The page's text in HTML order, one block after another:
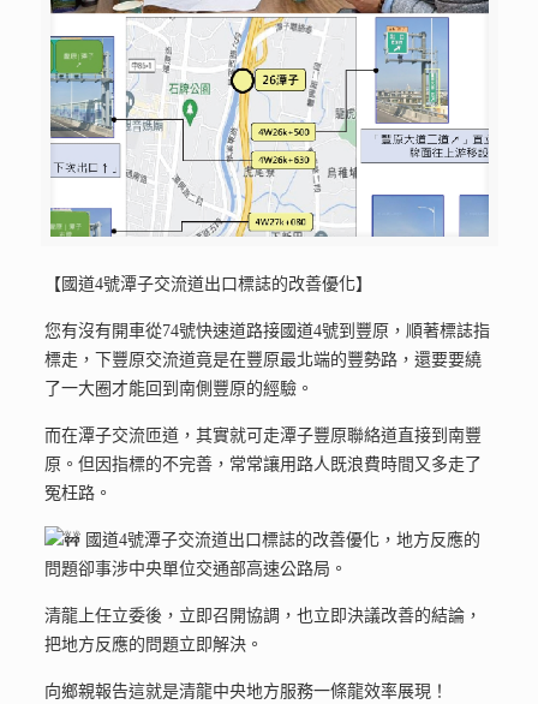
【國道4號潭子交流道出口標誌的改善優化】
您有沒有開車從74號快速道路接國道4號到豐原，順著標誌指
標走，下豐原交流道竟是在豐原最北端的豐勢路，還要要繞
了一大圈才能回到南側豐原的經驗。
而在潭子交流匝道，其實就可走潭子豐原聯絡道直接到南豐
原。但因指標的不完善，常常讓用路人既浪費時間又多走了
冤枉路。
國道4號潭子交流道出口標誌的改善優化，地方反應的
問題卻事涉中央單位交通部高速公路局。
清龍上任立委後，立即召開協調，也立即決議改善的結論，
把地方反應的問題立即解決。
向鄉親報告這就是清龍中央地方服務一條龍效率展現！